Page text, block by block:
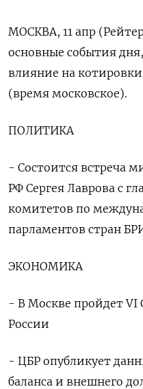
МОСКВА, 11 апр
основные события
влияние на
(время московское).
ПОЛИТИКА
- Состоится встреча
РФ Сергея Лаврова с
комитетов по
парламентов стран
ЭКОНОМИКА
- В Москве пройдет VI
России
- ЦБР опубликует
баланса и внешнего